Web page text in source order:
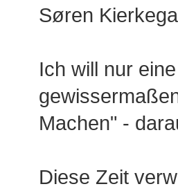
Søren
Ich will nur
Machen" -
Diese Zeit